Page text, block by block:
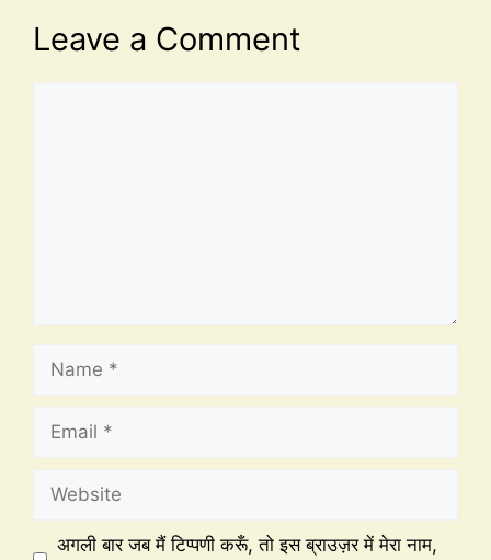
Leave a Comment
अगली बार जब मैं टिप्पणी करूँ, तो इस ब्राउज़र में मेरा नाम,